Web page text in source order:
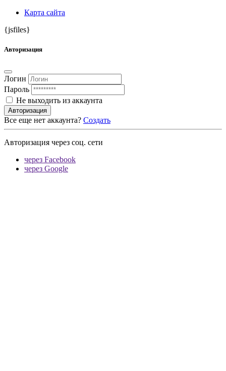
Карта сайта
{jsfiles}
Авторизация
Логин
Пароль
Не выходить из аккаунта
Авторизация
Все еще нет аккаунта? Создать
Авторизация через соц. сети
через Facebook
через Google